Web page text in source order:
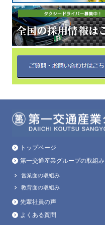
トップページ
第一交通産業グループの取組み
営業面の取組み
教育面の取組み
先輩社員の声
よくある質問